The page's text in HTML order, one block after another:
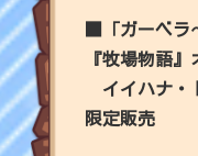
■「ガーベラ
『牧場物語
イイハナ・
限定販売